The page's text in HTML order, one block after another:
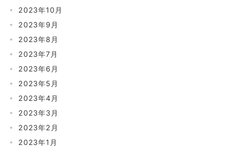
2023年10月
2023年9月
2023年8月
2023年7月
2023年6月
2023年5月
2023年4月
2023年3月
2023年2月
2023年1月